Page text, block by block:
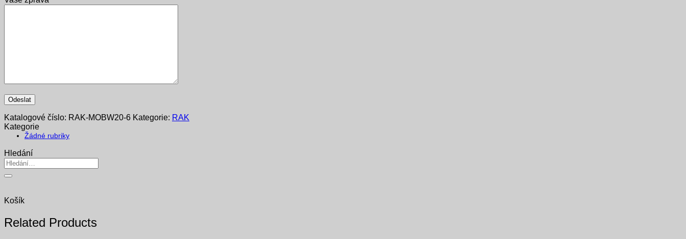
Katalogové číslo: RAK-MOBW20-6 Kategorie: RAK
Kategorie
Žádné rubriky
Hledání
Hledat:
Košík
Related Products